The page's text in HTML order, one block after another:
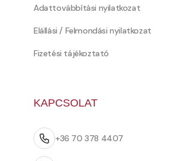
Adattovábbítási nyilatkozat
Elállási / Felmondási nyilatkozat
Fizetési tájékoztató
KAPCSOLAT
+36 70 378 4407